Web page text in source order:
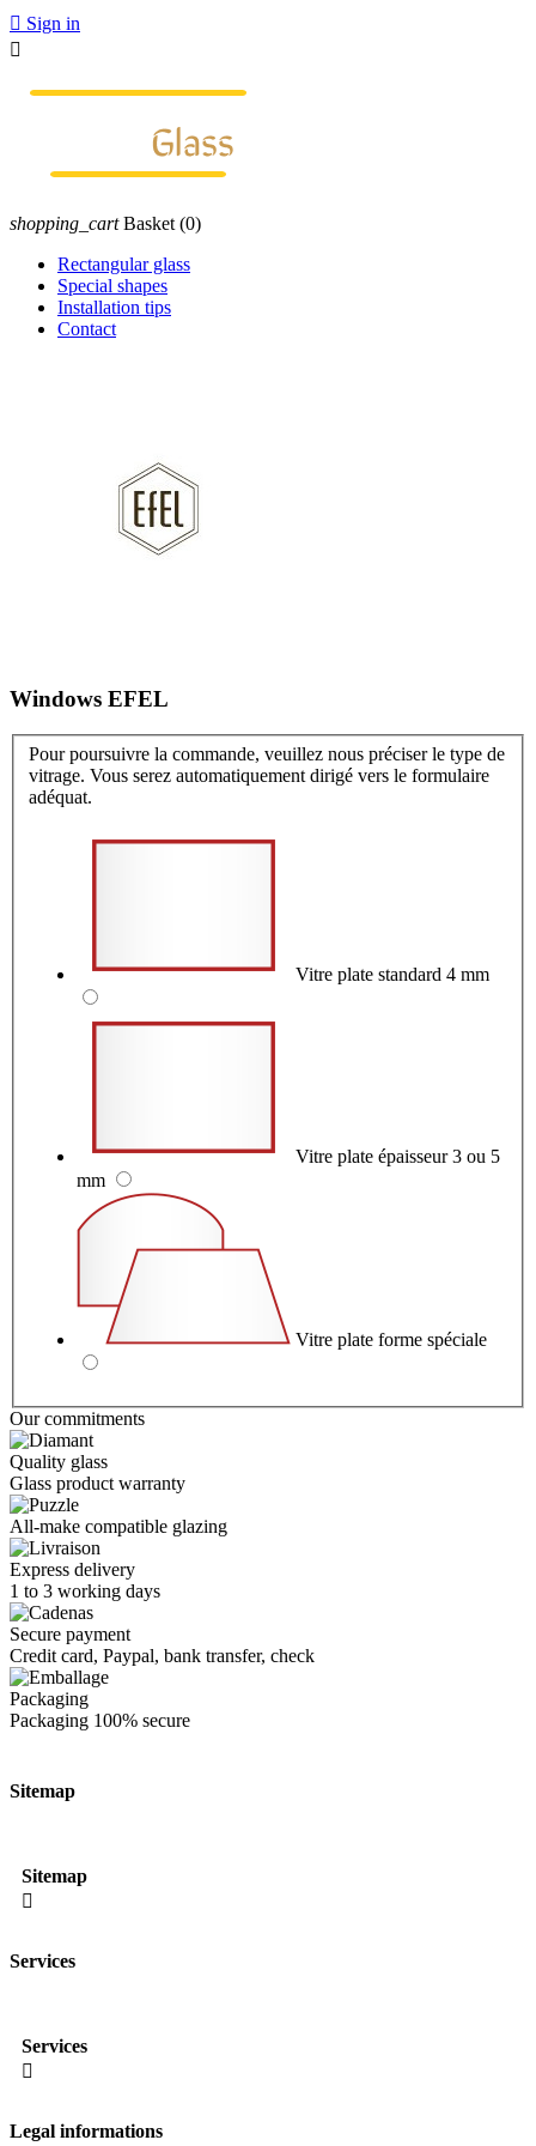
 Sign in

shopping_cart Basket (0)
Rectangular glass
Special shapes
Installation tips
Contact
Windows EFEL
Pour poursuivre la commande, veuillez nous préciser le type de
vitrage. Vous serez automatiquement dirigé vers le formulaire
adéquat.
Vitre plate standard 4 mm
mm
Vitre plate forme spéciale
Our commitments
Quality glass
Glass product warranty
All-make compatible glazing
Express delivery
1 to 3 working days
Secure payment
Credit card, Paypal, bank transfer, check
Packaging
Packaging 100% secure
Sitemap
Sitemap

Services
Services

Legal informations